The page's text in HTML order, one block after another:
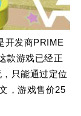
开发商PRIME
款游戏已经正
只能通过定位
，游戏售价25